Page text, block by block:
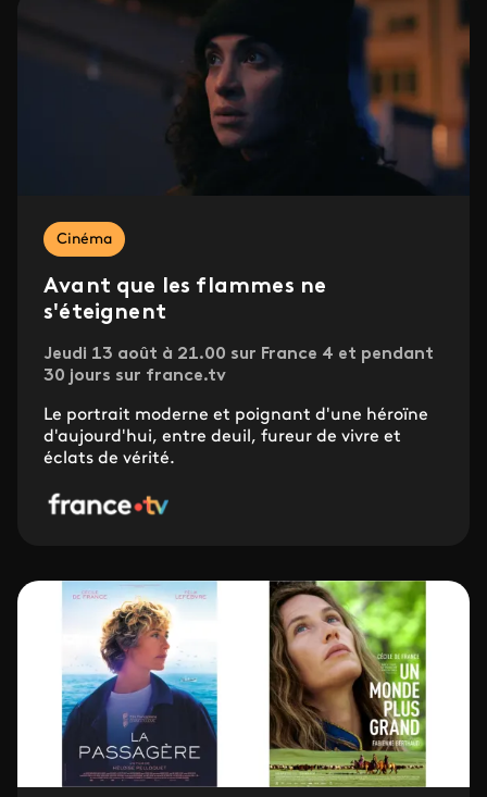
Cinéma
Avant que les flammes ne
s'éteignent
Jeudi 13 août à 21.00 sur France 4 et pendant
30 jours sur france.tv
Le portrait moderne et poignant d'une héroïne
d'aujourd'hui, entre deuil, fureur de vivre et
éclats de vérité.